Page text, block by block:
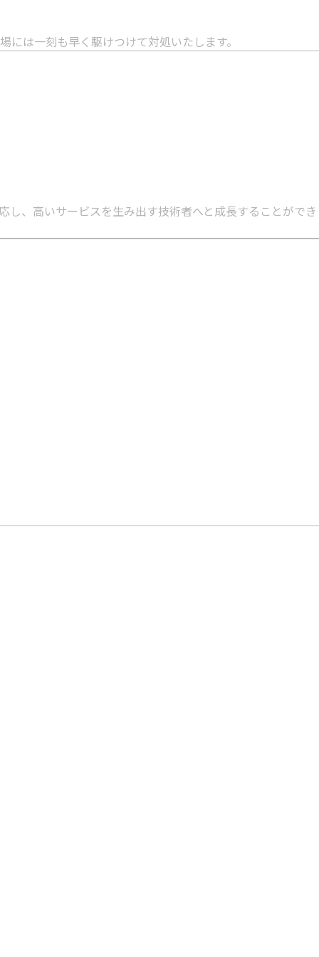
は一刻も早く駆けつけて対処いたします。
、高いサービスを生み出す技術者へと成長することができ